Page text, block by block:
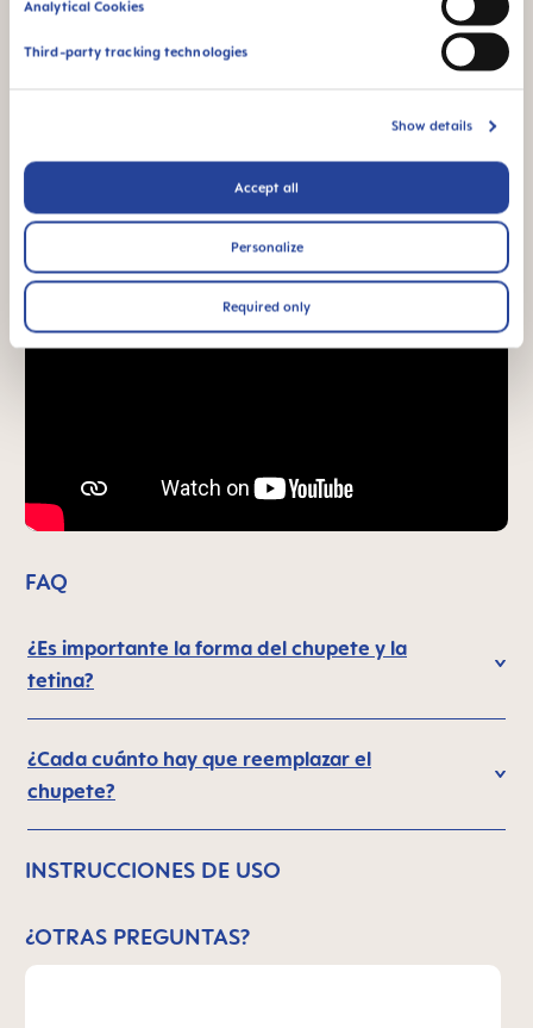
Analytical Cookies
Third-party tracking technologies
Show details
Accept all
Personalize
Required only
FAQ
¿Es importante la forma del chupete y la
tetina?
¿Cada cuánto hay que reemplazar el
chupete?
INSTRUCCIONES DE USO
¿OTRAS PREGUNTAS?